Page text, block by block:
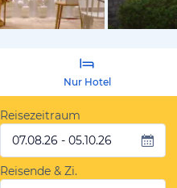
vom
Nur Hotel
Reisezeitraum
07.08.26 - 05.10.26
Reisende & Zi.